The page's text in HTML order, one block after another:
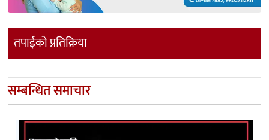
तपाईको प्रतिक्रिया
सम्बन्धित समाचार